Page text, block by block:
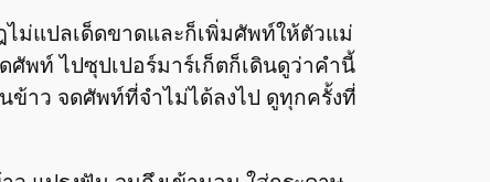
ฎไม่แปลเด็ดขาดและก็เพิ่มศัพท์ให้ตัวแม่
ศัพท์ ไปซุปเปอร์มาร์เก็ตก็เดินดูว่าคำนี้
ข้าว จดศัพท์ที่จำไม่ได้ลงไป ดูทุกครั้งที่